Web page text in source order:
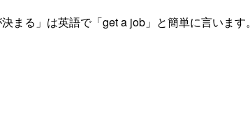
まる」は英語で「get a job」と簡単に言います。